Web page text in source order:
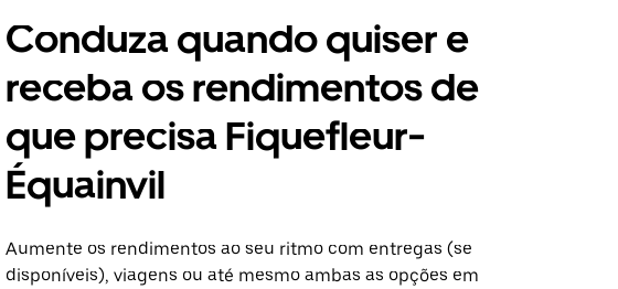
Conduza quando quiser e
receba os rendimentos de
que precisa Fiquefleur-
Équainvil
Aumente os rendimentos ao seu ritmo com entregas (se
disponíveis), viagens ou até mesmo ambas as opções em